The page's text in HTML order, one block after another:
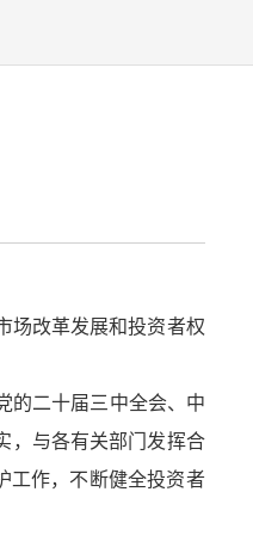
场改革发展和投资者权
的二十届三中全会、中
，与各有关部门发挥合
工作，不断健全投资者